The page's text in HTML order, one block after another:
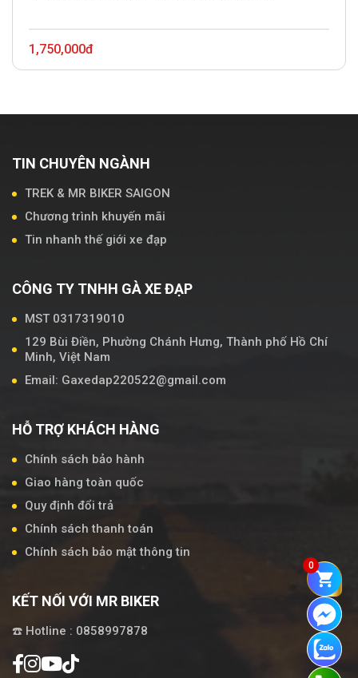
1,750,000đ
TIN CHUYÊN NGÀNH
TREK & MR BIKER SAIGON
Chương trình khuyến mãi
Tin nhanh thế giới xe đạp
CÔNG TY TNHH GÀ XE ĐẠP
MST 0317319010
129 Bùi Điền, Phường Chánh Hưng, Thành phố Hồ Chí
Minh, Việt Nam
Email: Gaxedap220522@gmail.com
HỖ TRỢ KHÁCH HÀNG
Chính sách bảo hành
Giao hàng toàn quốc
Quy định đổi trả
Chính sách thanh toán
Chính sách bảo mật thông tin
KẾT NỐI VỚI MR BIKER
☎️ Hotline : 0858997878
0